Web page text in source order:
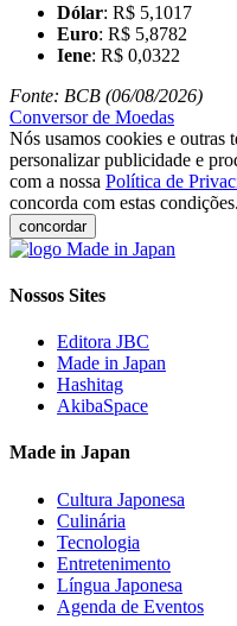
Dólar: R$ 5,1017
Euro: R$ 5,8782
Iene: R$ 0,0322
Fonte: BCB (06/08/2026)
Conversor de Moedas
Nós usamos cookies e outras
personalizar publicidade e
com a nossa Política de
concorda com estas condições.
concordar
Nossos Sites
Editora JBC
Made in Japan
Hashitag
AkibaSpace
Made in Japan
Cultura Japonesa
Culinária
Tecnologia
Entretenimento
Língua Japonesa
Agenda de Eventos